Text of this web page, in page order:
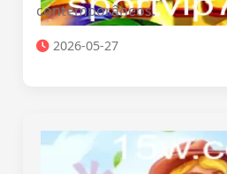
contemporâneos.
2026-05-27